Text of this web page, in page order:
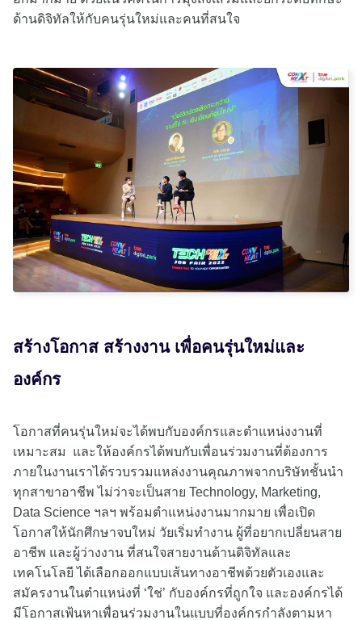
ด้านดิจิทัลให้กับคนรุ่นใหม่และคนที่สนใจ
สร้างโอกาส สร้างงาน เพื่อคนรุ่นใหม่และ
องค์กร
โอกาสที่คนรุ่นใหม่จะได้พบกับองค์กรและตำแหน่งงานที่
เหมาะสม และให้องค์กรได้พบกับเพื่อนร่วมงานที่ต้องการ
ภายในงานเราได้รวบรวมแหล่งงานคุณภาพจากบริษัทชั้นนำ
ทุกสาขาอาชีพ ไม่ว่าจะเป็นสาย Technology, Marketing,
Data Science ฯลฯ พร้อมตำแหน่งงานมากมาย เพื่อเปิด
โอกาสให้นักศึกษาจบใหม่ วัยเริ่มทำงาน ผู้ที่อยากเปลี่ยนสาย
อาชีพ และผู้ว่างงาน ที่สนใจสายงานด้านดิจิทัลและ
เทคโนโลยี ได้เลือกออกแบบเส้นทางอาชีพด้วยตัวเองและ
สมัครงานในตำแหน่งที่ ‘ใช่’ กับองค์กรที่ถูกใจ และองค์กรได้
มีโอกาสเฟ้นหาเพื่อนร่วมงานในแบบที่องค์กรกำลังตามหา